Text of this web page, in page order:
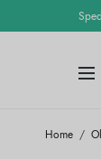
Home /